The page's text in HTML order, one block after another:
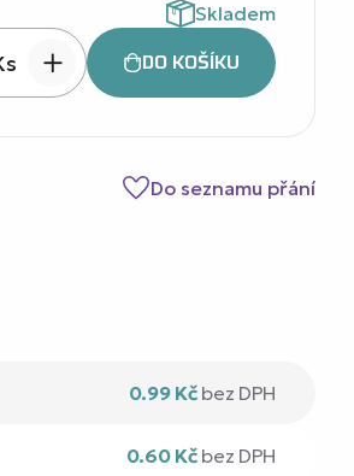
Skladem
DO KOŠÍKU
Do seznamu přání
0.99 Kč bez DPH
0.60 Kč bez DPH